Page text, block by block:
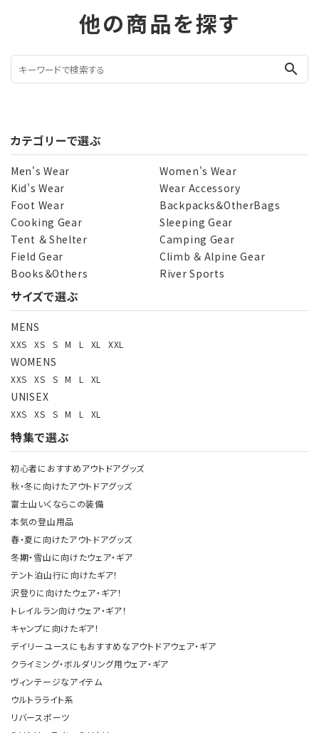
他の商品を探す
search
カテゴリーで選ぶ
Men's Wear
Women's Wear
Kid's Wear
Wear Accessory
Foot Wear
Backpacks＆OtherBags
Cooking Gear
Sleeping Gear
Tent ＆ Shelter
Camping Gear
Field Gear
Climb ＆ Alpine Gear
Books＆Others
River Sports
サイズで選ぶ
MENS
XXS XS S M L XL XXL
WOMENS
XXS XS S M L XL
UNISEX
XXS XS S M L XL
特集で選ぶ
初心者におすすめアウトドアグッズ
秋・冬に向けたアウトドアグッズ
富士山いくならこの装備
本気の登山用品
春・夏に向けたアウトドアグッズ
冬期・雪山に向けたウェア・ギア
テント泊山行に向けたギア！
沢登りに向けたウェア・ギア！
トレイルラン向けウェア・ギア！
キャンプに向けたギア！
デイリーユースにもおすすめなアウトドアウェア・ギア
クライミング・ボルダリング用ウェア・ギア
ヴィンテージなアイテム
ウルトラライト系
リバースポーツ